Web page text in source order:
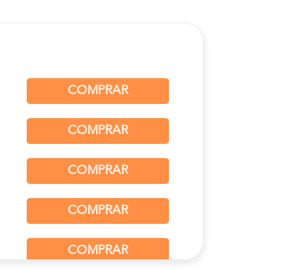
COMPRAR
COMPRAR
COMPRAR
COMPRAR
COMPRAR